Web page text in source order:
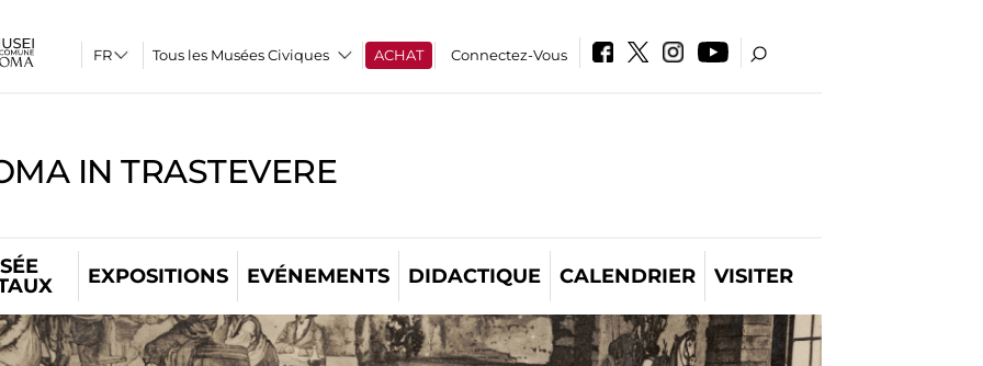
Tous les Musées Civiques ACHAT Connectez-Vous
IN TRASTEVERE
EXPOSITIONS EVÉNEMENTS DIDACTIQUE CALENDRIER VISITER